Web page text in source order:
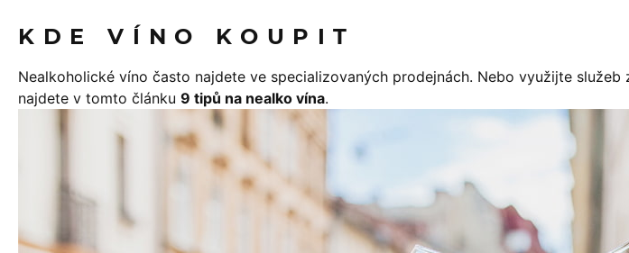
KDE VÍNO KOUPIT
Nealkoholické víno často najdete ve specializovaných prodejnách. Nebo využijte
najdete v tomto článku 9 tipů na nealko vína.